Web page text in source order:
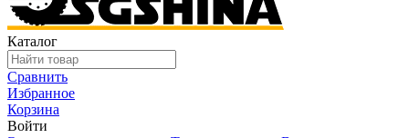
Каталог
Сравнить
Избранное
Корзина
Войти